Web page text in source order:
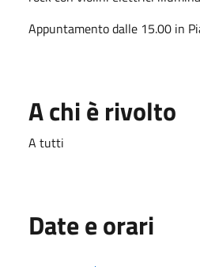
Appuntamento dalle 15.00 in
A chi è rivolto
A tutti
Date e orari